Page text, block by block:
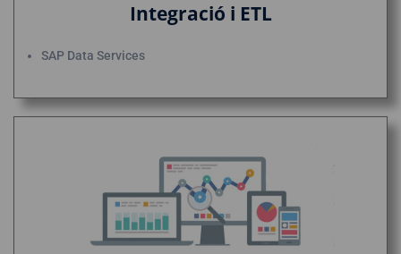
Integració i ETL
SAP Data Services